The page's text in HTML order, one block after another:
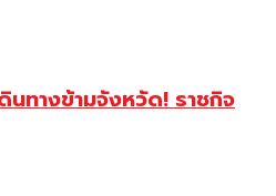
นทางข้ามจังหวัด! ราชกิจ